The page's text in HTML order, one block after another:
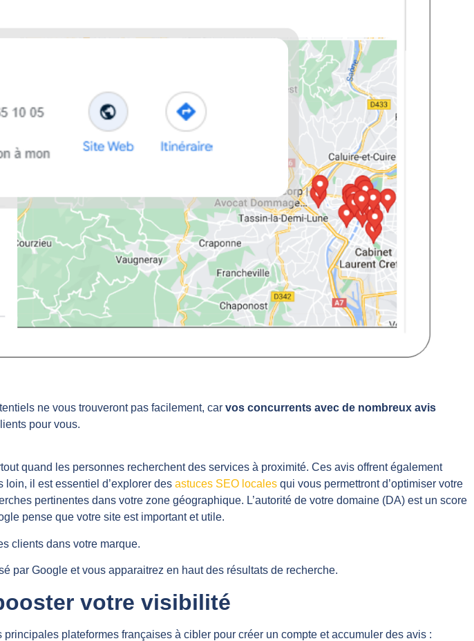
ne vous trouveront pas facilement, car vos concurrents avec de nombreux avis
pour vous.
quand les personnes recherchent des services à proximité. Ces avis offrent également
loin, il est essentiel d’explorer des astuces SEO locales qui vous permettront d’optimiser votre
pertinentes dans votre zone géographique. L’autorité de votre domaine (DA) est un score
pense que votre site est important et utile.
clients dans votre marque.
par Google et vous apparaitrez en haut des résultats de recherche.
votre visibilité
plateformes françaises à cibler pour créer un compte et accumuler des avis :